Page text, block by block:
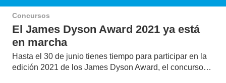
Concursos
El James Dyson Award 2021 ya está
en marcha
Hasta el 30 de junio tienes tiempo para participar en la
edición 2021 de los James Dyson Award, el concurso…